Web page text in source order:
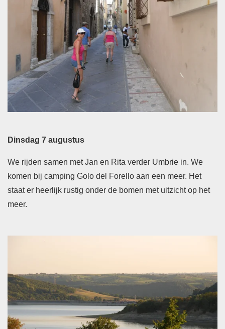
Dinsdag 7 augustus
We rijden samen met Jan en Rita verder Umbrie in. We
komen bij camping Golo del Forello aan een meer. Het
staat er heerlijk rustig onder de bomen met uitzicht op het
meer.